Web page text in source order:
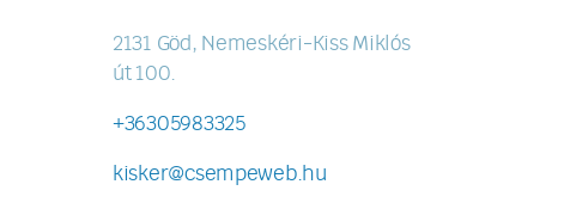
2131 Göd, Nemeskéri-Kiss Miklós
út 100.
+36305983325
kisker@csempeweb.hu